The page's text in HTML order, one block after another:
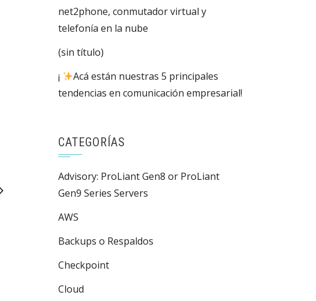
net2phone, conmutador virtual y
telefonía en la nube
(sin título)
¡
Acá están nuestras 5 principales
tendencias en comunicación empresarial!
CATEGORÍAS
Advisory: ProLiant Gen8 or ProLiant
Gen9 Series Servers
AWS
Backups o Respaldos
Checkpoint
Cloud